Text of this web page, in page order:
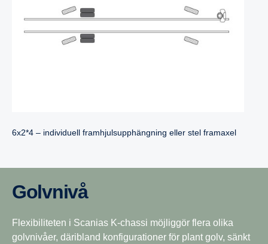
6x2*4 – individuell framhjulsupphängning eller stel framaxel
Golvnivå
Flexibiliteten i Scanias K-chassi möjliggör flera olika
golvnivåer, däribland konfigurationer för plant golv, sänkt